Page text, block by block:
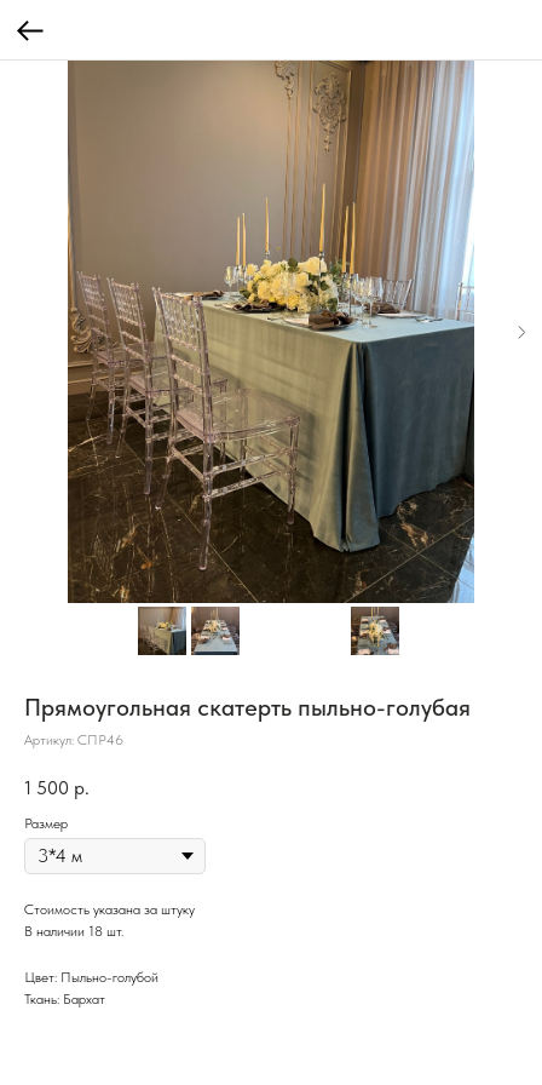
Прямоугольная скатерть пыльно-голубая
Артикул: СПР46
1 500 р.
Размер
Стоимость указана за штуку
В наличии 18 шт.
Цвет: Пыльно-голубой
Ткань: Бархат